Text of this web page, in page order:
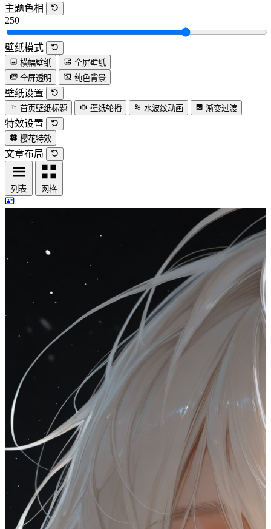
主题色相
250
壁纸模式
横幅壁纸
全屏壁纸
全屏透明
纯色背景
壁纸设置
首页壁纸标题 壁纸轮播 水波纹动画 渐变过渡
特效设置
樱花特效
文章布局
列表 网格